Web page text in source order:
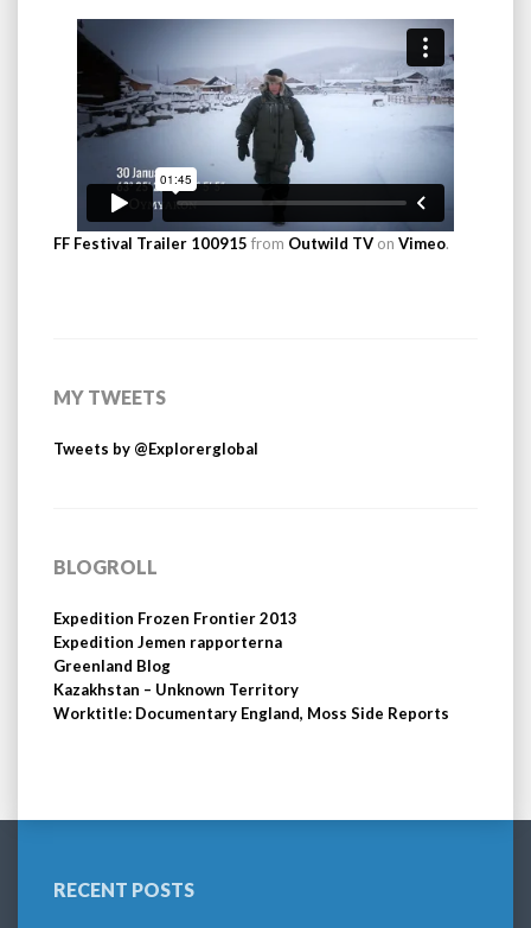
FF Festival Trailer 100915 from Outwild TV on Vimeo.
MY TWEETS
Tweets by @Explorerglobal
BLOGROLL
Expedition Frozen Frontier 2013
Expedition Jemen rapporterna
Greenland Blog
Kazakhstan – Unknown Territory
Worktitle: Documentary England, Moss Side Reports
RECENT POSTS